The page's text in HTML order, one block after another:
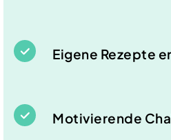
Eigene Rezepte
Motivierende